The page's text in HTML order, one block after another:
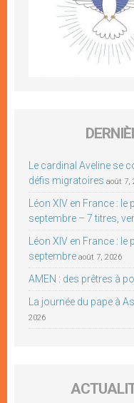
Le cardinal Aveline se
défis migratoires août 7,
Léon XIV en France :
septembre – 7 titres,
Léon XIV en France :
septembre août 7, 2026
AMEN : des prêtres à
La journée du pape à
2026